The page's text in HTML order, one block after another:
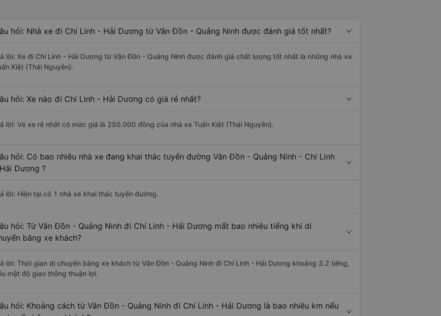
hỏi: Nhà xe đi Chí Linh - Hải Dương từ Vân Đồn - Quảng Ninh được đánh giá tốt nhất?
lời: Xe đi Chí Linh - Hải Dương từ Vân Đồn - Quảng Ninh được đánh giá chất lượng tốt nhất là những nhà xe
Kiệt (Thái Nguyên).
hỏi: Xe nào đi Chí Linh - Hải Dương có giá rẻ nhất?
lời: Vé xe rẻ nhất có mức giá là 250.000 đồng của nhà xe Tuấn Kiệt (Thái Nguyên).
hỏi: Có bao nhiêu nhà xe đang khai thác tuyến đường Vân Đồn - Quảng Ninh - Chí Linh
Dương ?
lời: Hiện tại có 1 nhà xe khai thác tuyến đường.
hỏi: Từ Vân Đồn - Quảng Ninh đi Chí Linh - Hải Dương mất bao nhiêu tiếng khi di
bằng xe khách?
lời: Thời gian di chuyển bằng xe khách từ Vân Đồn - Quảng Ninh đi Chí Linh - Hải Dương khoảng 3.2 tiếng,
mật độ giao thông thuận lợi.
hỏi: Khoảng cách từ Vân Đồn - Quảng Ninh đi Chí Linh - Hải Dương là bao nhiêu km nếu